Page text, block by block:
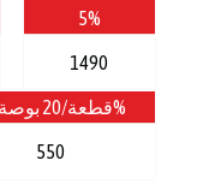
5%
1490
قطعة/20 بوصة ±5%
550